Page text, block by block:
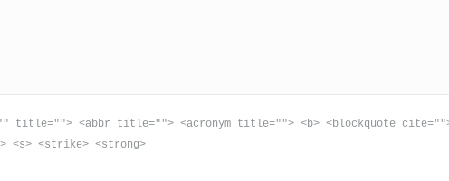
title=""> <abbr title=""> <acronym title=""> <b> <blockquote
<s> <strike> <strong>